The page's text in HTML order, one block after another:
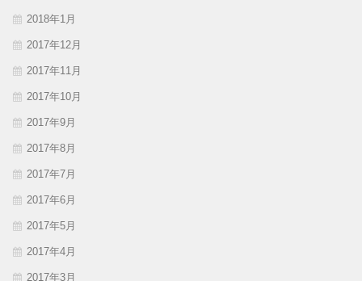
2018年1月
2017年12月
2017年11月
2017年10月
2017年9月
2017年8月
2017年7月
2017年6月
2017年5月
2017年4月
2017年3月